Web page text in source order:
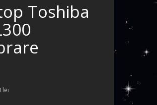
Toshiba
lei